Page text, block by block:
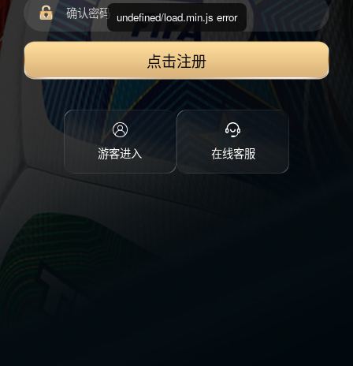
点击注册
游客进入 在线客服
undefined/load.min.js error